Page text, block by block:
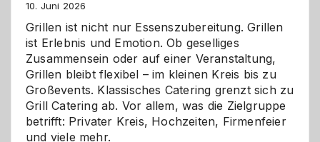
10. Juni 2026
Grillen ist nicht nur Essenszubereitung. Grillen
ist Erlebnis und Emotion. Ob geselliges
Zusammensein oder auf einer Veranstaltung,
Grillen bleibt flexibel – im kleinen Kreis bis zu
Großevents. Klassisches Catering grenzt sich zu
Grill Catering ab. Vor allem, was die Zielgruppe
betrifft: Privater Kreis, Hochzeiten, Firmenfeier
und viele mehr.